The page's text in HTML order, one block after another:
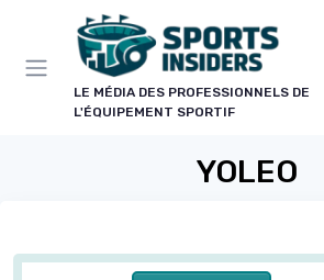
LE MÉDIA DES PROFESSIONNELS DE
L'ÉQUIPEMENT SPORTIF
YOLEO
Panneau de gestion des cookies